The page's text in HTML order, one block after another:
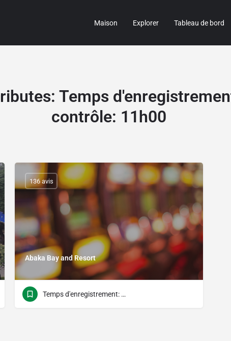
Maison Explorer Tableau de bord
: Temps
contrôle: 11h00
Abaka Bay and Resort
136 avis
Temps d'enregistrement: 12h00 Temps de contrôle: 11h00